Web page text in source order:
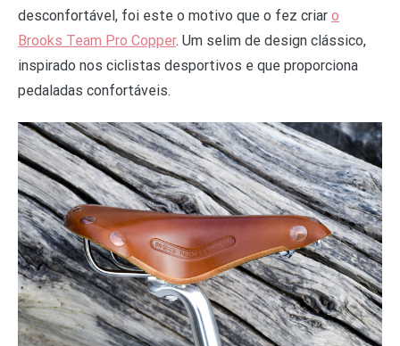
desconfortável, foi este o motivo que o fez criar o
Brooks Team Pro Copper. Um selim de design clássico,
inspirado nos ciclistas desportivos e que proporciona
pedaladas confortáveis.